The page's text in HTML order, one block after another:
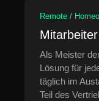
Remote /
Als Meister
Lösung für
täglich im
Teil des